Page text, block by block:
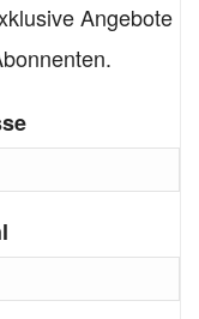
Angebote